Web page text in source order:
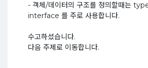
- 객체/데이터의 구조를 정의할때는
interface 를 주로 사용합니다.
수고하셨습니다.
다음 주제로 이동합니다.